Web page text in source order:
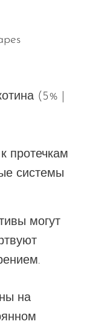
(5% |
протечкам
системы
могут
на